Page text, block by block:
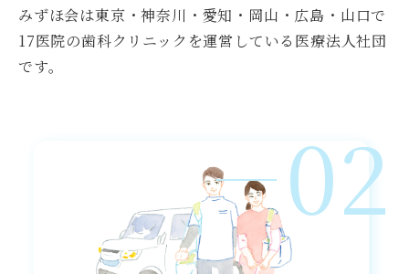
みずほ会は東京・神奈川・愛知・岡山・広島・山口で
17医院の歯科クリニックを運営している医療法人社団
です。
02